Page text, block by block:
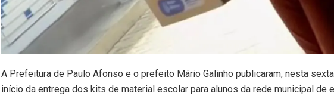
A Prefeitura de Paulo Afonso e o prefeito Mário Galinho publicaram, nesta
início da entrega dos kits de material escolar para alunos da rede municipal de